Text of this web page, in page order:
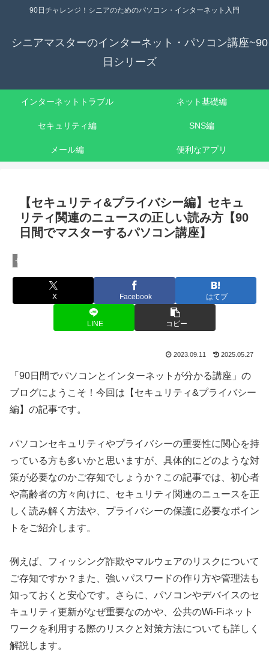
90日チャレンジ！シニアのためのパソコン・インターネット入門
シニアマスターのインターネット・パソコン講座~90
日シリーズ
インターネットトラブル ネット基礎編
セキュリティ編 SNS編
メール編 便利なアプリ
【セキュリティ&プライバシー編】セキュ
リティ関連のニュースの正しい読み方【90
日間でマスターするパソコン講座】
セキュリティ&プライバシー編
X Facebook はてブ
LINE コピー
2023.09.11 2025.05.27
「90日間でパソコンとインターネットが分かる講座」の
ブログにようこそ！今回は【セキュリティ&プライバシー
編】の記事です。
パソコンセキュリティやプライバシーの重要性に関心を持
っている方も多いかと思いますが、具体的にどのような対
策が必要なのかご存知でしょうか？この記事では、初心者
や高齢者の方々向けに、セキュリティ関連のニュースを正
しく読み解く方法や、プライバシーの保護に必要なポイン
トをご紹介します。
例えば、フィッシング詐欺やマルウェアのリスクについて
ご存知ですか？また、強いパスワードの作り方や管理法も
知っておくと安心です。さらに、パソコンやデバイスのセ
キュリティ更新がなぜ重要なのかや、公共のWi-Fiネット
ワークを利用する際のリスクと対策方法についても詳しく
解説します。